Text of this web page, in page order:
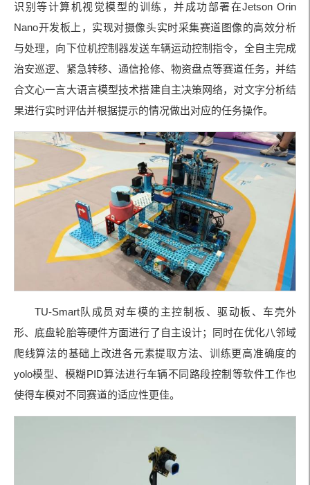
识别等计算机视觉模型的训练，并成功部署在Jetson Orin
Nano开发板上，实现对摄像头实时采集赛道图像的高效分析
与处理，向下位机控制器发送车辆运动控制指令，全自主完成
治安巡逻、紧急转移、通信抢修、物资盘点等赛道任务，并结
合文心一言大语言模型技术搭建自主决策网络，对文字分析结
果进行实时评估并根据提示的情况做出对应的任务操作。
TU-Smart队成员对车模的主控制板、驱动板、车壳外
形、底盘轮胎等硬件方面进行了自主设计；同时在优化八邻域
爬线算法的基础上改进各元素提取方法、训练更高准确度的
yolo模型、模糊PID算法进行车辆不同路段控制等软件工作也
使得车模对不同赛道的适应性更佳。